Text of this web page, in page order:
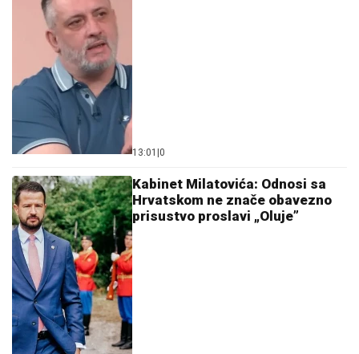
13:01 |0
Kabinet Milatovića: Odnosi sa
Hrvatskom ne znače obavezno
prisustvo proslavi „Oluje”